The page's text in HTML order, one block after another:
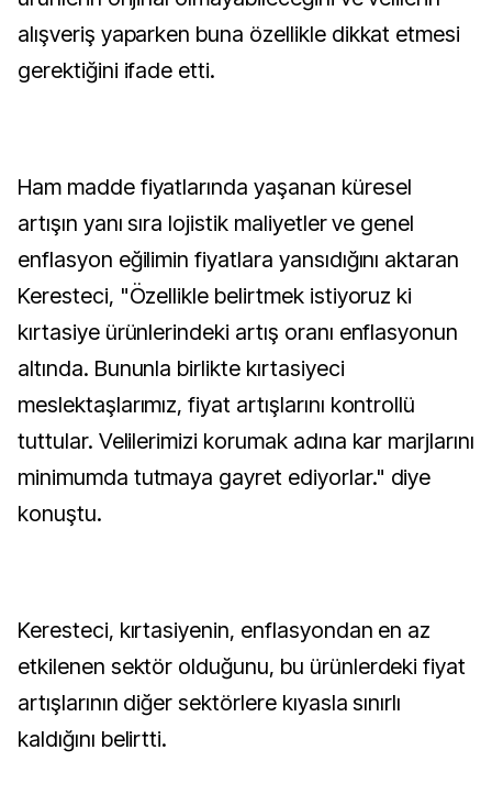
alışveriş yaparken buna özellikle dikkat etmesi
gerektiğini ifade etti.
Ham madde fiyatlarında yaşanan küresel
artışın yanı sıra lojistik maliyetler ve genel
enflasyon eğilimin fiyatlara yansıdığını aktaran
Keresteci, "Özellikle belirtmek istiyoruz ki
kırtasiye ürünlerindeki artış oranı enflasyonun
altında. Bununla birlikte kırtasiyeci
meslektaşlarımız, fiyat artışlarını kontrollü
tuttular. Velilerimizi korumak adına kar marjlarını
minimumda tutmaya gayret ediyorlar." diye
konuştu.
Keresteci, kırtasiyenin, enflasyondan en az
etkilenen sektör olduğunu, bu ürünlerdeki fiyat
artışlarının diğer sektörlere kıyasla sınırlı
kaldığını belirtti.